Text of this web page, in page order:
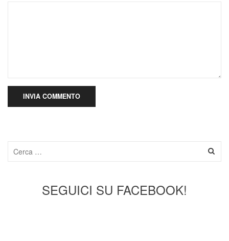
SEGUICI SU FACEBOOK!